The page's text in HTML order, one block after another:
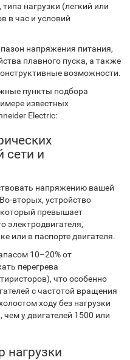
нагрузки (легкий или
в час и условий
напряжения питания,
плавного пуска, а также
возможности.
пункты подбора
известных
Electric:
сети и
напряжению вашей
вторых, устройство
превышает
электродвигателя,
или в паспорте двигателя.
10–20% от
перегрева
что особенно
с частотой вращения
ходу без нагрузки
у двигателей 1500 или
нагрузки